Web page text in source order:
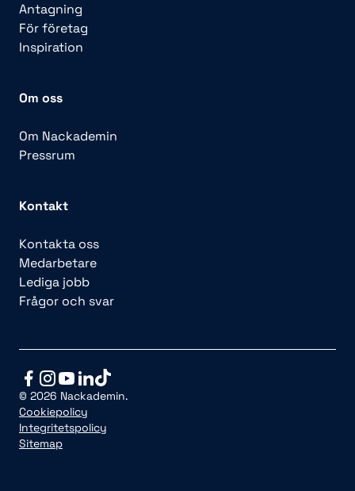
Antagning
För företag
Inspiration
Om oss
Om Nackademin
Pressrum
Kontakt
Kontakta oss
Medarbetare
Lediga jobb
Frågor och svar
© 2026 Nackademin.
Cookiepolicy
Integritetspolicy
Sitemap